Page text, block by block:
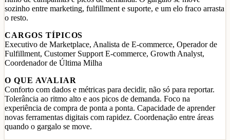
sozinho entre marketing, fulfillment e suporte, e um elo fraco arrasta
o resto.
CARGOS TÍPICOS
Executivo de Marketplace, Analista de E-commerce, Operador de
Fulfillment, Customer Support E-commerce, Growth Analyst,
Coordenador de Última Milha
O QUE AVALIAR
Conforto com dados e métricas para decidir, não só para reportar.
Tolerância ao ritmo alto e aos picos de demanda. Foco na
experiência de compra de ponta a ponta. Capacidade de aprender
novas ferramentas digitais com rapidez. Coordenação entre áreas
quando o gargalo se move.